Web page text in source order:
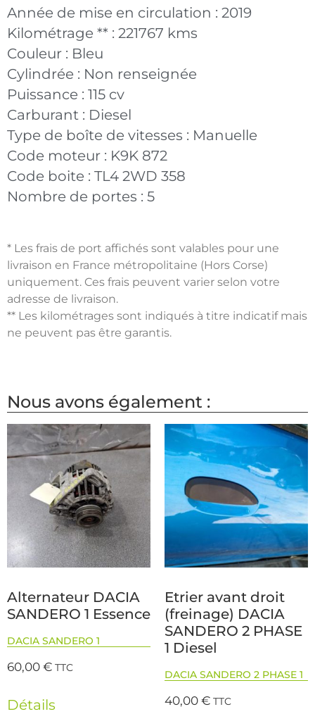
Année de mise en circulation : 2019
Kilométrage ** : 221767 kms
Couleur : Bleu
Cylindrée : Non renseignée
Puissance : 115 cv
Carburant : Diesel
Type de boîte de vitesses : Manuelle
Code moteur : K9K 872
Code boite : TL4 2WD 358
Nombre de portes : 5
* Les frais de port affichés sont valables pour une
livraison en France métropolitaine (Hors Corse)
uniquement. Ces frais peuvent varier selon votre
adresse de livraison.
** Les kilométrages sont indiqués à titre indicatif mais
ne peuvent pas être garantis.
Nous avons également :
Alternateur DACIA
SANDERO 1 Essence
DACIA SANDERO 1
60,00€ TTC
Détails
Etrier avant droit
(freinage) DACIA
SANDERO 2 PHASE
1 Diesel
DACIA SANDERO 2 PHASE 1
40,00€ TTC